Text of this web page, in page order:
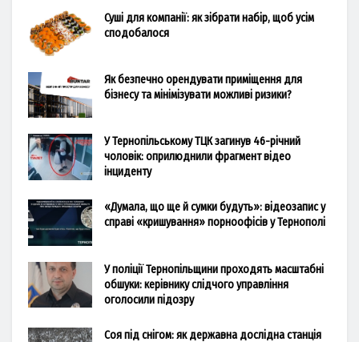
Суші для компанії: як зібрати набір, щоб усім
сподобалося
Як безпечно орендувати приміщення для
бізнесу та мінімізувати можливі ризики?
У Тернопільському ТЦК загинув 46-річний
чоловік: оприлюднили фрагмент відео
інциденту
«Думала, що ще й сумки будуть»: відеозапис у
справі «кришування» порноофісів у Тернополі
У поліції Тернопільщини проходять масштабні
обшуки: керівнику слідчого управління
оголосили підозру
Соя під снігом: як державна дослідна станція